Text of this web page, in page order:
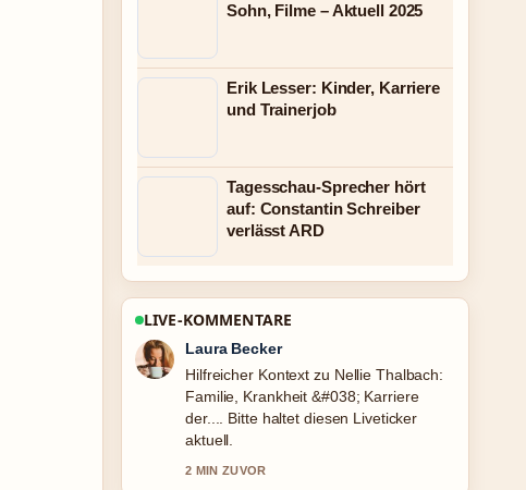
Sohn, Filme – Aktuell 2025
Erik Lesser: Kinder, Karriere
und Trainerjob
Tagesschau-Sprecher hört
auf: Constantin Schreiber
verlässt ARD
LIVE-KOMMENTARE
Nico Hoffmann
Die Berichterstattung zu Kiwi Vogel:
Steckbrief, Arten, Lebenserwartung
&#038; Schutz wirkt solide und sehr gut
nachvollziehbar.
4 MIN ZUVOR